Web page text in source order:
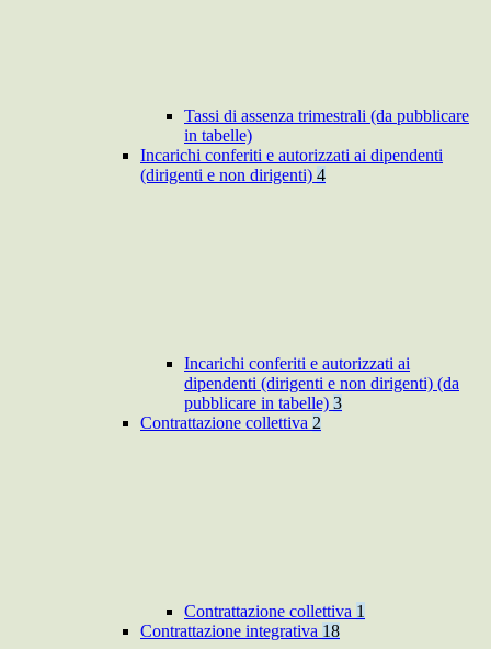
Tassi di assenza trimestrali (da pubblicare
in tabelle)
Incarichi conferiti e autorizzati ai dipendenti
(dirigenti e non dirigenti) 4
Incarichi conferiti e autorizzati ai
dipendenti (dirigenti e non dirigenti) (da
pubblicare in tabelle) 3
Contrattazione collettiva 2
Contrattazione collettiva 1
Contrattazione integrativa 18